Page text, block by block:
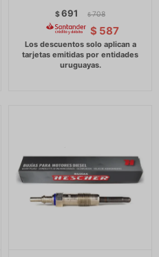
$691 $ 708
$ 587